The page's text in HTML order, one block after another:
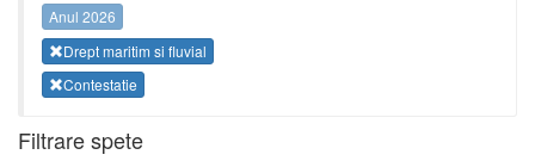
Anul 2026
Drept maritim si fluvial
Contestatie
Filtrare spete